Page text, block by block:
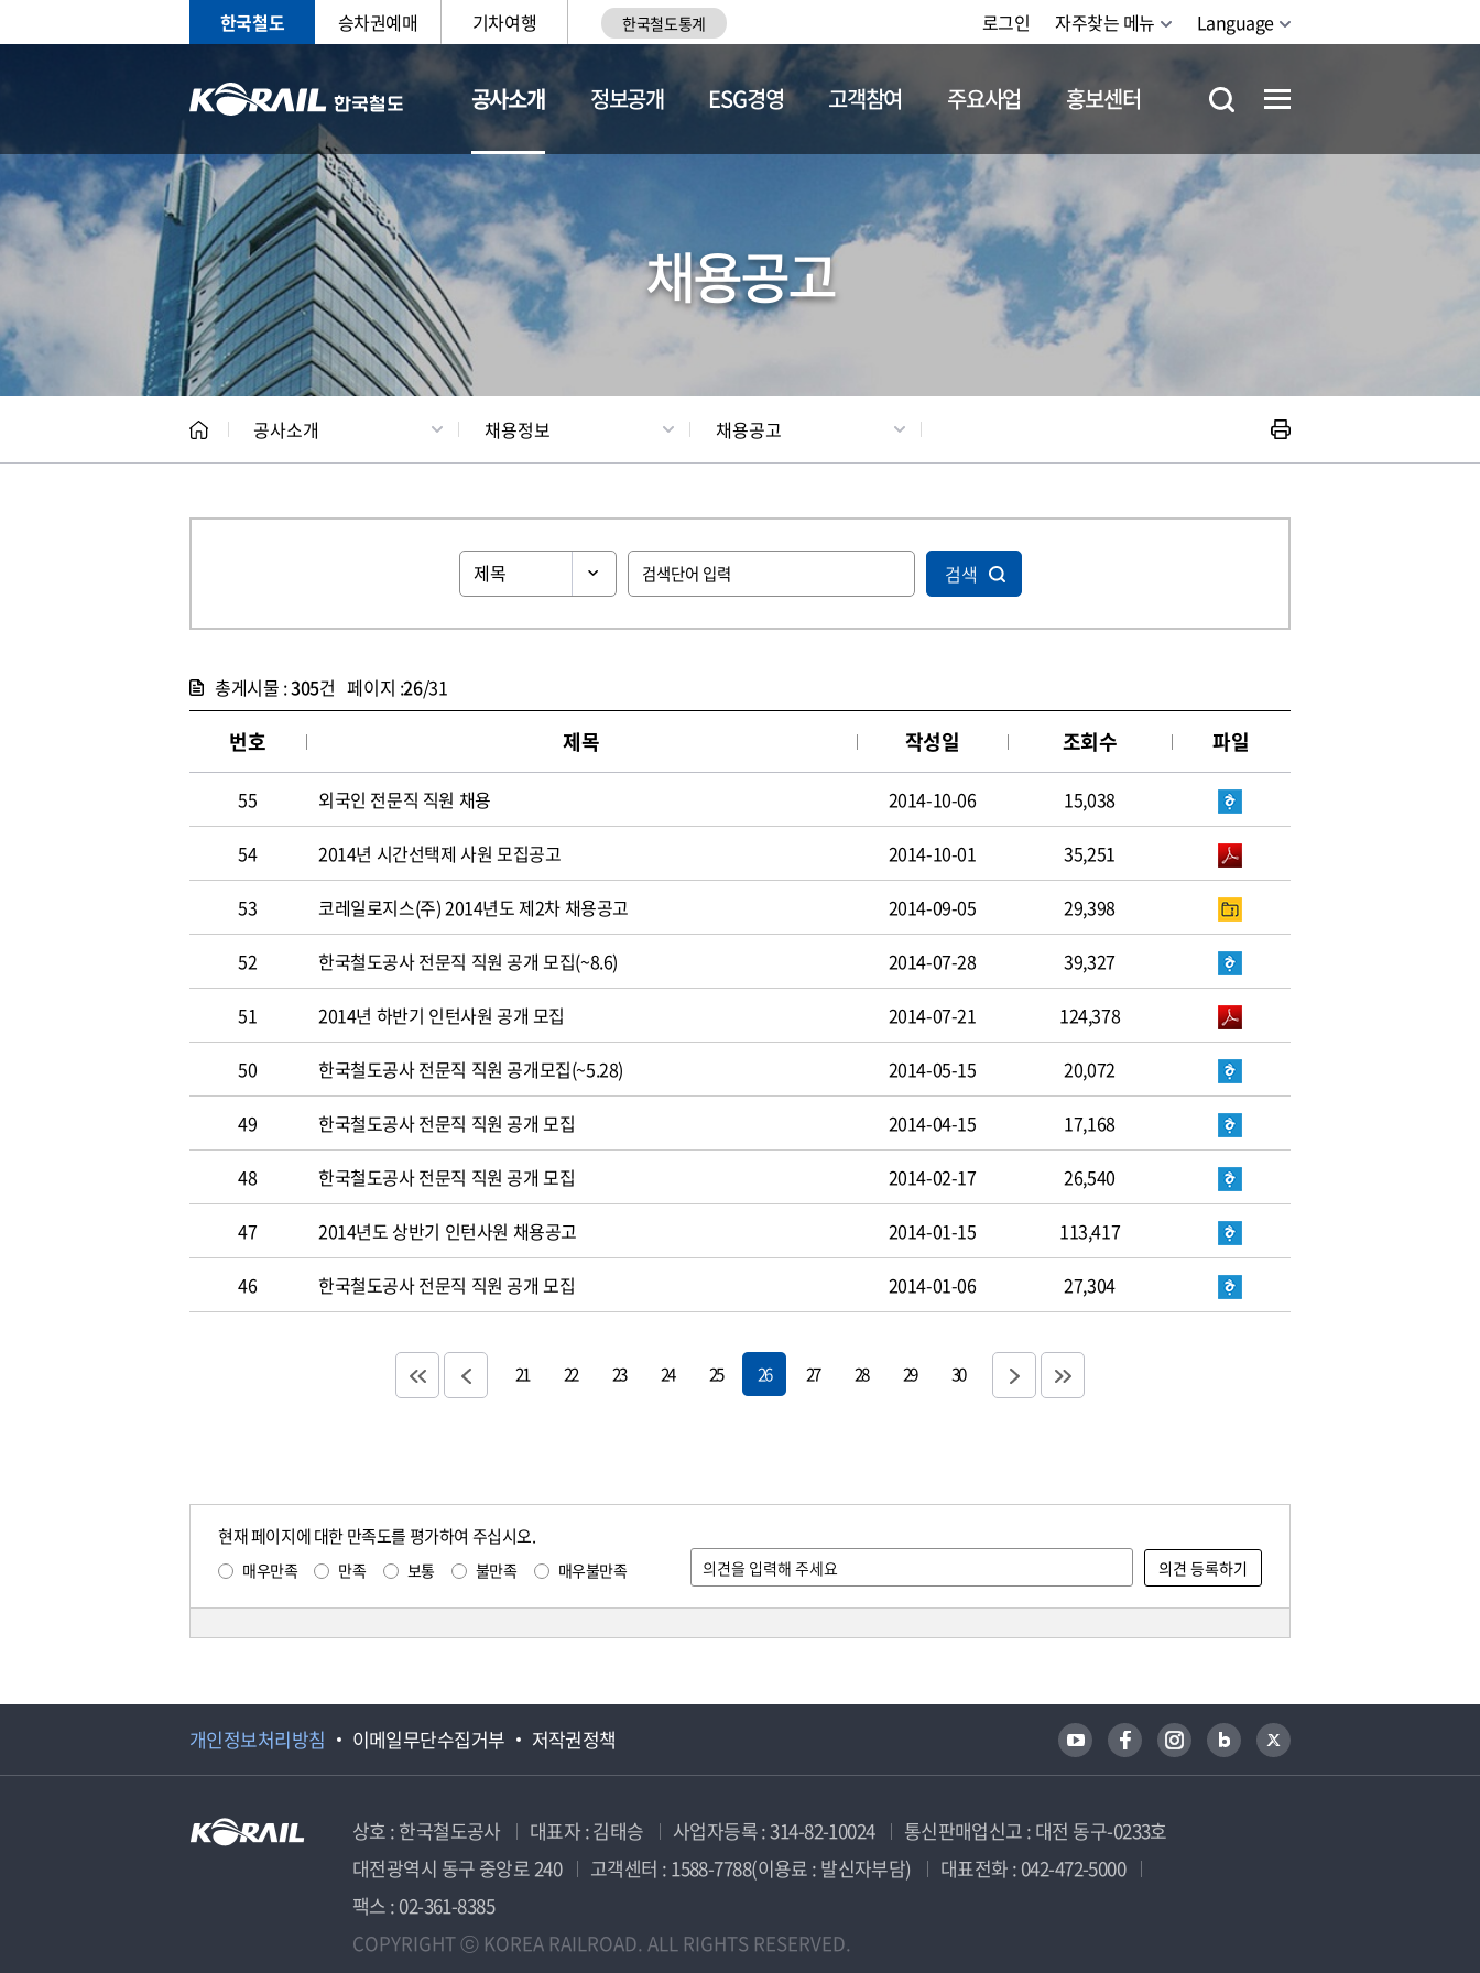
한국철도 승차권예매 기차여행 한국철도통계 로그인 자주찾는 메뉴 Language
공사소개
CEO 일반현황 채용정보
정보공개 ESG경영 고객참여 주요사업 홍보센터
채용공고
공사소개 채용정보 채용공고
검색
총게시물 :305건 페이지 :26/31
번호 제목 작성일 조회수 파일
55 외국인 전문직 직원 채용 2014-10-06 15,038
54 2014년 시간선택제 사원 모집공고 2014-10-01 35,251
53 코레일로지스(주) 2014년도 제2차 채용공고 2014-09-05 29,398
52 한국철도공사 전문직 직원 공개 모집(~8.6) 2014-07-28 39,327
51 2014년 하반기 인턴사원 공개 모집 2014-07-21 124,378
50 한국철도공사 전문직 직원 공개모집(~5.28) 2014-05-15 20,072
49 한국철도공사 전문직 직원 공개 모집 2014-04-15 17,168
48 한국철도공사 전문직 직원 공개 모집 2014-02-17 26,540
47 2014년도 상반기 인턴사원 채용공고 2014-01-15 113,417
46 한국철도공사 전문직 직원 공개 모집 2014-01-06 27,304
21 22 23 24 25 26 27 28 29 30
현재 페이지에 대한 만족도를 평가하여 주십시오.
매우만족 만족 보통 불만족 매우불만족
개인정보처리방침 이메일무단수집거부 저작권정책
상호 : 한국철도공사 대표자 : 김태승 사업자등록 : 314-82-10024
통신판매업신고 : 대전 동구-0233호
대전광역시 동구 중앙로 240
고객센터 : 1588-7788(이용료 : 발신자부담)
대표전화 : 042-472-5000
팩스 : 02-361-8385
COPYRIGHT ⓒ KOREA RAILROAD. ALL RIGHTS RESERVED.